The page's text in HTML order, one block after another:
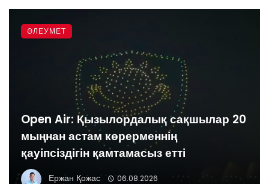
Open Air: Қызылордалық сақшылар 20
мыңнан астам көрерменнің
қауіпсіздігін қамтамасыз етті
Ержан Қожас 06.08.2026
ӘЛЕУМЕТ